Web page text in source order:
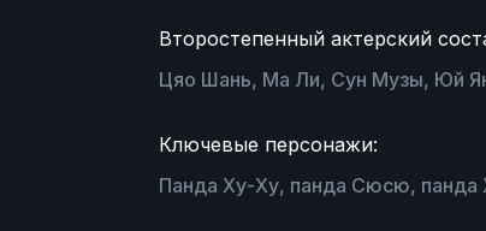
Второстепенный актерский
Цяо Шань, Ма Ли, Сун Музы, Юй
Ключевые персонажи:
Панда Ху-Ху, панда Сюсю,